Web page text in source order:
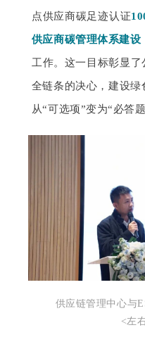
点供应商碳足迹认证
供应商碳管理体系建设
工作。这一目标彰显
全链条的决心，建设
从“可选项”变为“必答题
供应链管理中心与
<左